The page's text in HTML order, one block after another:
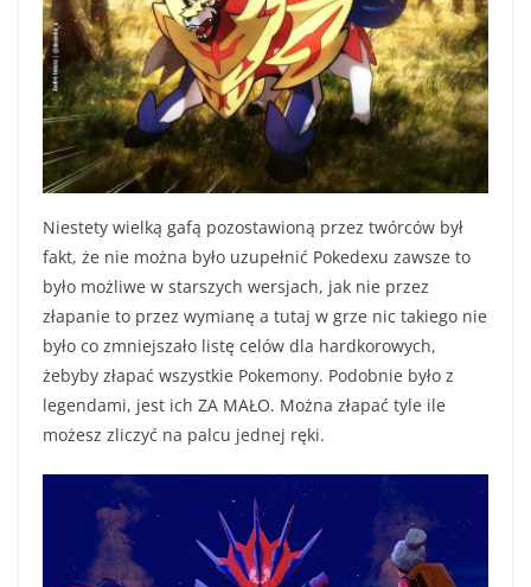
Niestety wielką gafą pozostawioną przez twórców był
fakt, że nie można było uzupełnić Pokedexu zawsze to
było możliwe w starszych wersjach, jak nie przez
złapanie to przez wymianę a tutaj w grze nic takiego nie
było co zmniejszało listę celów dla hardkorowych,
żebyby złapać wszystkie Pokemony. Podobnie było z
legendami, jest ich ZA MAŁO. Można złapać tyle ile
możesz zliczyć na palcu jednej ręki.